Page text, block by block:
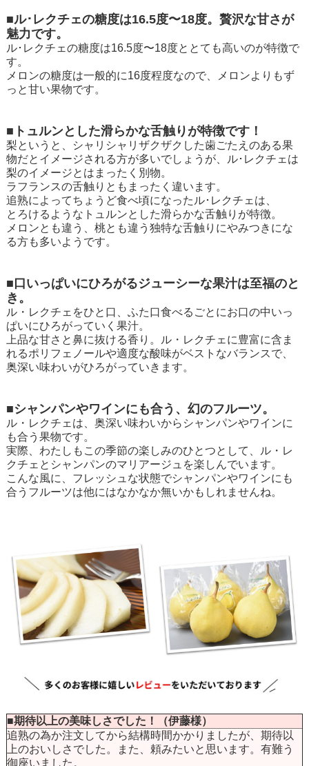
■ル･レクチェの糖度は16.5度〜18度。贅沢な甘さが
魅力です。
ル･レクチェの糖度は16.5度〜18度ととても高いのが特徴で
す。
メロンの糖度は一般的に16度程度なので、メロンよりもず
っと甘い果物です。
■トュルンとした滑らかな舌触りが特徴です！
梨というと、シャリシャリザクザクした歯ごたえのある果
物だとイメージされる方が多いでしょうが、ル･レクチェは
梨のイメージとはまったく別物。
ラフランスの舌触りともまったく違います。
追熟によってちょうど食べ頃になったル･レクチェは、
とろけるようなトュルンとした滑らかな舌触りが特徴。
メロンとも違う、桃とも違う独特な舌触りにやみつきにな
る方も多いようです。
■口いっぱいにひろがるジューシーな果汁は至福のと
き。
ル・レクチェをひと口、ふた口食べるごとにお口の中いっ
ぱいにひろがっていく果汁。
上品な甘さと鼻に抜ける香り。ル・レクチェに豊富に含ま
れるポリフェノールや適度な酸味がベストなバランスで、
奥深い味わいがひろがっていきます。
■シャンパンやワインにも合う、幻のフルーツ。
ル・レクチェは、奥深い味わいからシャンパンやワインに
も合う果物です。
実際、わたしもこの季節の楽しみのひとつとして、ル・レ
クチェとシャンパンのマリアージュを楽しんでいます。
こんな風に、フレッシュな状態でシャンパンやワインにも
合うフルーツは他にはなかなか無いかもしれませんね。
■期待以上の美味しさでした！（伊藤様）
追熟の為か注文してから結構時間かかりましたが、期待以
上のおいしさでした。また、頼みたいと思います。有難う
御座いました。